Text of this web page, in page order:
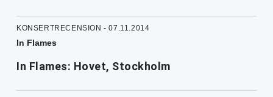
KONSERTRECENSION - 07.11.2014
In Flames
In Flames: Hovet, Stockholm